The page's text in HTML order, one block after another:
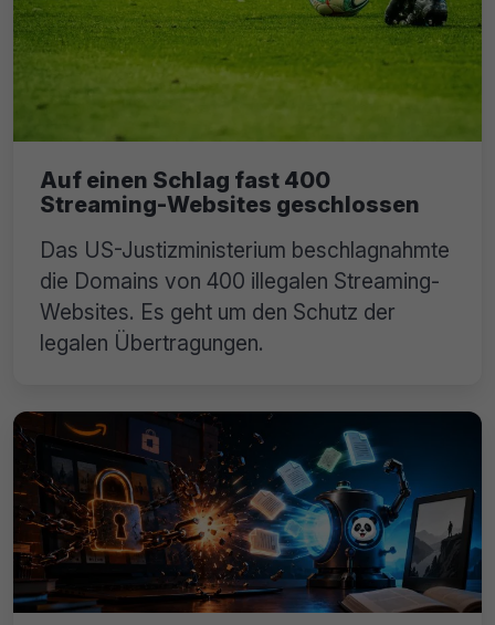
Auf einen Schlag fast 400
Streaming-Websites geschlossen
Das US-Justizministerium beschlagnahmte
die Domains von 400 illegalen Streaming-
Websites. Es geht um den Schutz der
legalen Übertragungen.